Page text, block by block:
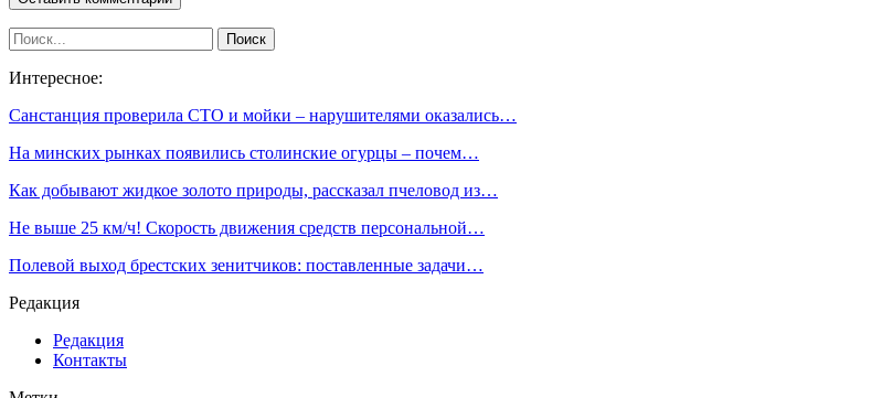
Интересное:
Санстанция проверила СТО и мойки – нарушителями оказались…
На минских рынках появились столинские огурцы – почем…
Как добывают жидкое золото природы, рассказал пчеловод из…
Не выше 25 км/ч! Скорость движения средств персональной…
Полевой выход брестских зенитчиков: поставленные задачи…
Редакция
Редакция
Контакты